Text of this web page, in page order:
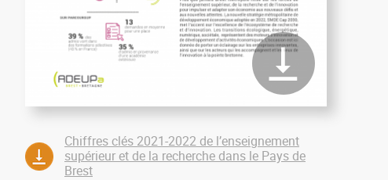
Chiffres clés 2021-2022 de l’enseignement
supérieur et de la recherche dans le Pays de
Brest